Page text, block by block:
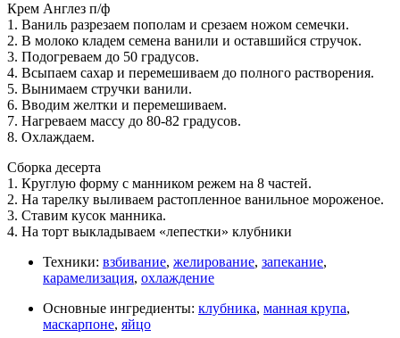
Крем Англез п/ф
1. Ваниль разрезаем пополам и срезаем ножом семечки.
2. В молоко кладем семена ванили и оставшийся стручок.
3. Подогреваем до 50 градусов.
4. Всыпаем сахар и перемешиваем до полного растворения.
5. Вынимаем стручки ванили.
6. Вводим желтки и перемешиваем.
7. Нагреваем массу до 80-82 градусов.
8. Охлаждаем.
Сборка десерта
1. Круглую форму с манником режем на 8 частей.
2. На тарелку выливаем растопленное ванильное мороженое.
3. Ставим кусок манника.
4. На торт выкладываем «лепестки» клубники
Техники: взбивание, желирование, запекание,
карамелизация, охлаждение
Основные ингредиенты: клубника, манная крупа,
маскарпоне, яйцо